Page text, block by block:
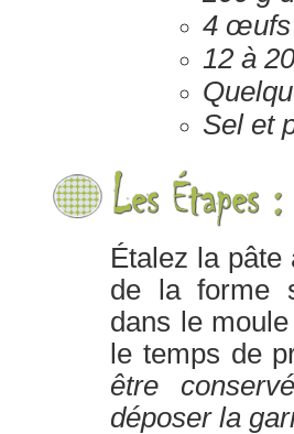
4 œufs
12 à
Sel et
Étalez la
de la forme
dans le
le temps de
être
déposer la